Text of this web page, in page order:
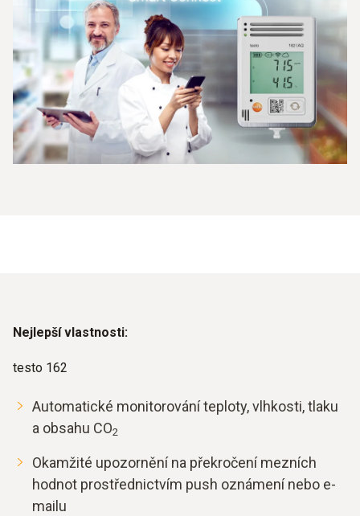
Nejlepší vlastnosti:
testo 162
Automatické monitorování teploty, vlhkosti, tlaku
a obsahu CO2
Okamžité upozornění na překročení mezních
hodnot prostřednictvím push oznámení nebo e-
mailu